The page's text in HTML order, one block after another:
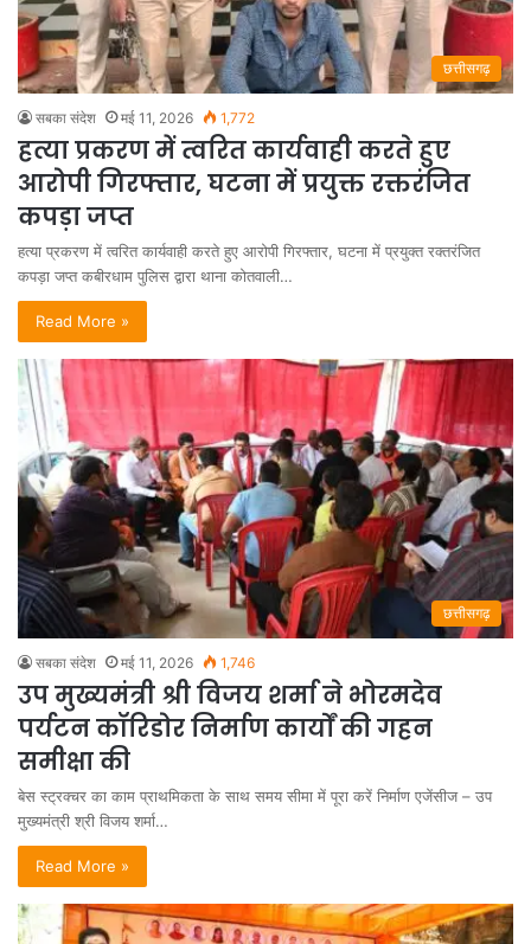
छत्तीसगढ़
सबका संदेश मई 11, 2026 1,772
हत्या प्रकरण में त्वरित कार्यवाही करते हुए
आरोपी गिरफ्तार, घटना में प्रयुक्त रक्तरंजित
कपड़ा जप्त
हत्या प्रकरण में त्वरित कार्यवाही करते हुए आरोपी गिरफ्तार, घटना में प्रयुक्त रक्तरंजित
कपड़ा जप्त कबीरधाम पुलिस द्वारा थाना कोतवाली…
Read More »
छत्तीसगढ़
सबका संदेश मई 11, 2026 1,746
उप मुख्यमंत्री श्री विजय शर्मा ने भोरमदेव
पर्यटन कॉरिडोर निर्माण कार्यों की गहन
समीक्षा की
बेस स्ट्रक्चर का काम प्राथमिकता के साथ समय सीमा में पूरा करें निर्माण एजेंसीज – उप
मुख्यमंत्री श्री विजय शर्मा…
Read More »